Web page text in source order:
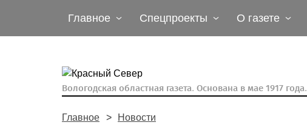
Главное Спецпроекты О газете
Вологодская областная газета. Основана в мае 1917 года.
Главное Новости